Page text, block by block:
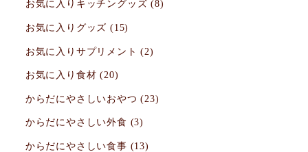
お気に入りキッチングッズ (8)
お気に入りグッズ (15)
お気に入りサプリメント (2)
お気に入り食材 (20)
からだにやさしいおやつ (23)
からだにやさしい外食 (3)
からだにやさしい食事 (13)